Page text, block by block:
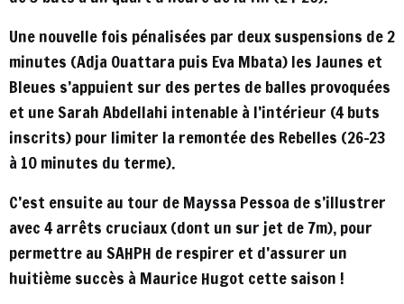
Une nouvelle fois pénalisées par deux suspensions de 2
minutes (Adja Ouattara puis Eva Mbata) les Jaunes et
Bleues s’appuient sur des pertes de balles provoquées
et une Sarah Abdellahi intenable à l’intérieur (4 buts
inscrits) pour limiter la remontée des Rebelles (26-23
à 10 minutes du terme).
C’est ensuite au tour de Mayssa Pessoa de s’illustrer
avec 4 arrêts cruciaux (dont un sur jet de 7m), pour
permettre au SAHPH de respirer et d’assurer un
huitième succès à Maurice Hugot cette saison !